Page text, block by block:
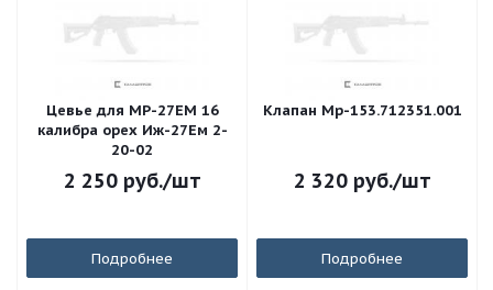
Цевье для MP-27EM 16
калибра орех Иж-27Ем 2-
20-02
2 250руб./шт
Подробнее
Клапан Мр-153.712351.001
2 320руб./шт
Подробнее